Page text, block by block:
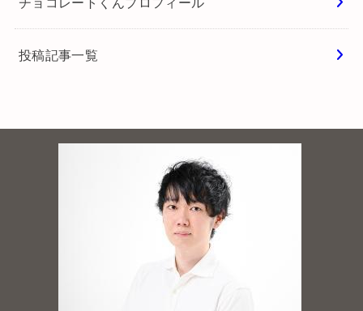
セブンイレブン
ローソン
チョコレートくんプロフィール